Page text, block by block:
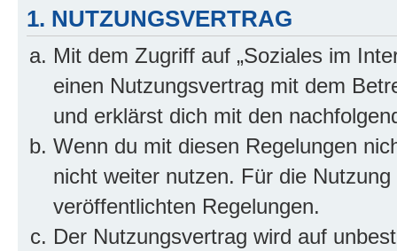
1. NUTZUNGSVERTRAG
Mit dem Zugriff auf „Soziales im
einen Nutzungsvertrag mit dem
und erklärst dich mit den
Wenn du mit diesen Regelungen
nicht weiter nutzen. Für die
veröffentlichten Regelungen.
Der Nutzungsvertrag wird auf